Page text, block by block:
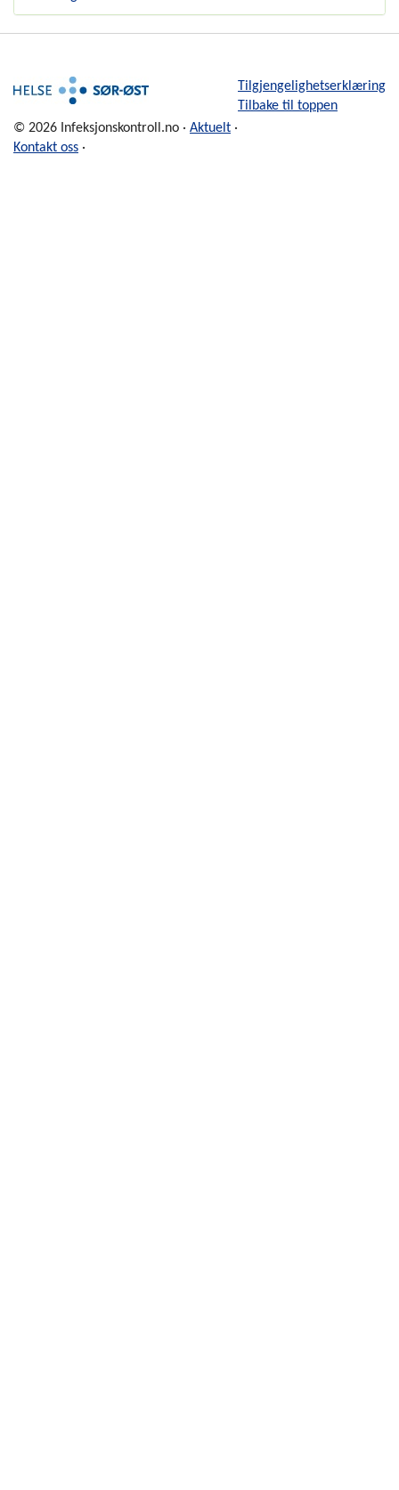
Tilgjengelighetserklæring
Tilbake til toppen
© 2026 Infeksjonskontroll.no · Aktuelt ·
Kontakt oss ·